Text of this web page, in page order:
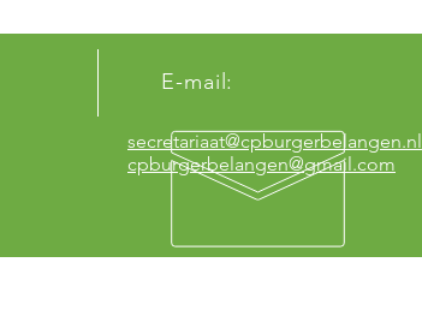
E-mail:
secretariaat@cpburgerbelangen.nl
cpburgerbelangen@gmail.com